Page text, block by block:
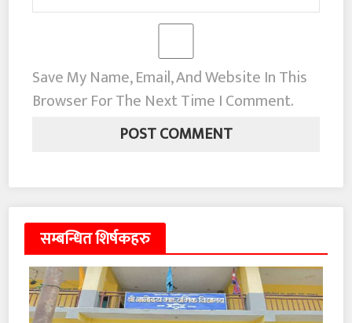
Save My Name, Email, And Website In This
Browser For The Next Time I Comment.
सम्बन्धित शिर्षकहरु